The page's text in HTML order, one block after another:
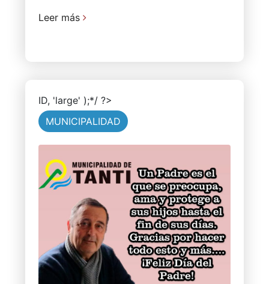
Leer más
ID, 'large' );*/ ?>
MUNICIPALIDAD